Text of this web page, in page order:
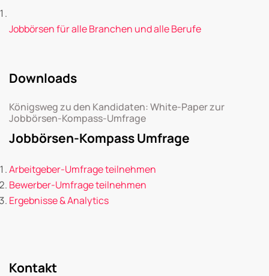
Jobbörsen für alle Branchen und alle Berufe
Downloads
Königsweg zu den Kandidaten: White-Paper zur
Jobbörsen-Kompass-Umfrage
Jobbörsen-Kompass Umfrage
Arbeitgeber-Umfrage teilnehmen
Bewerber-Umfrage teilnehmen
Ergebnisse & Analytics
Kontakt